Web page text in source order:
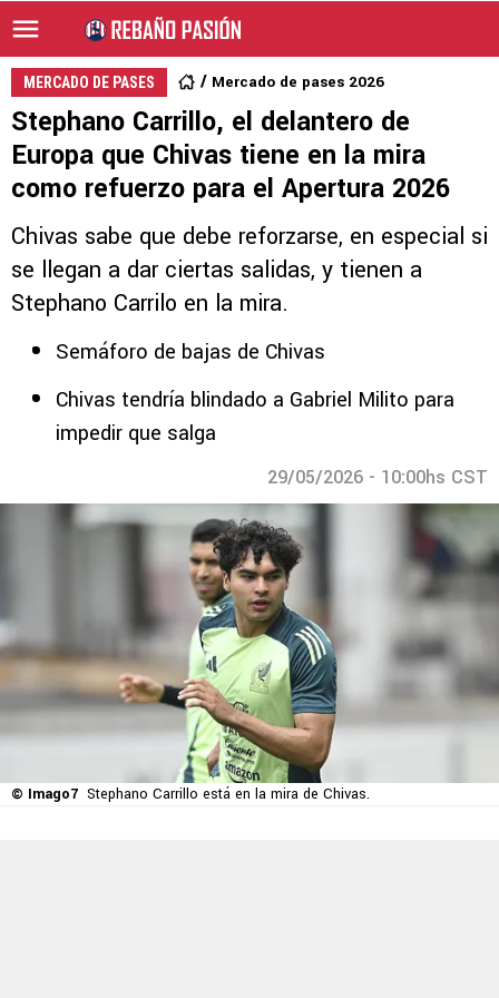
MERCADO DE PASES Mercado de pases 2026
Stephano Carrillo, el delantero de
Europa que Chivas tiene en la mira
como refuerzo para el Apertura 2026
Chivas sabe que debe reforzarse, en especial si
se llegan a dar ciertas salidas, y tienen a
Stephano Carrilo en la mira.
Semáforo de bajas de Chivas
Chivas tendría blindado a Gabriel Milito para
impedir que salga
29/05/2026 - 10:00hs CST
© Imago7 Stephano Carrillo está en la mira de Chivas.